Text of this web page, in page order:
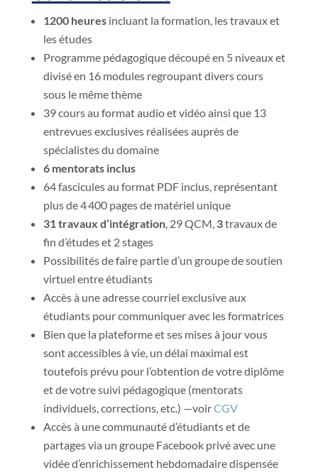
1200 heuresincluant la formation, les travaux et
les études
Programme pédagogique découpé en 5 niveaux et
divisé en 16 modules regroupant divers cours
sous le même thème
39 cours au format audio et vidéo ainsi que 13
entrevues exclusives réalisées auprès de
spécialistes du domaine
6 mentorats inclus
64 fascicules au format PDF inclus, représentant
plus de 4 400 pages de matériel unique
31 travaux d’intégration, 29 QCM, 3travaux de
fin d’études et 2 stages
Possibilités de faire partie d’un groupe de soutien
virtuel entre étudiants
Accès à une adresse courriel exclusive aux
étudiants pour communiquer avec les formatrices
Bien que la plateforme et ses mises à jour vous
sont accessibles à vie, un délai maximal est
toutefois prévu pour l’obtention de votre diplôme
et de votre suivi pédagogique (mentorats
individuels, corrections, etc.) —voirCGV
Accès à une communauté d’étudiants et de
partages via un groupe Facebook privéavec une
vidée d’enrichissement hebdomadaire dispensée